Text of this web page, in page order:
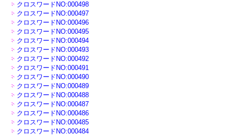
クロスワードNO:000498
クロスワードNO:000497
クロスワードNO:000496
クロスワードNO:000495
クロスワードNO:000494
クロスワードNO:000493
クロスワードNO:000492
クロスワードNO:000491
クロスワードNO:000490
クロスワードNO:000489
クロスワードNO:000488
クロスワードNO:000487
クロスワードNO:000486
クロスワードNO:000485
クロスワードNO:000484